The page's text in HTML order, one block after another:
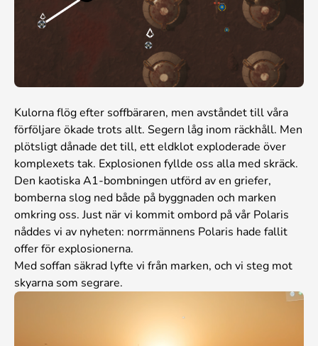
Kulorna flög efter soffbäraren, men avståndet till våra
förföljare ökade trots allt. Segern låg inom räckhåll. Men
plötsligt dånade det till, ett eldklot exploderade över
komplexets tak. Explosionen fyllde oss alla med skräck.
Den kaotiska A1-bombningen utförd av en griefer,
bomberna slog ned både på byggnaden och marken
omkring oss. Just när vi kommit ombord på vår Polaris
nåddes vi av nyheten: norrmännens Polaris hade fallit
offer för explosionerna.
Med soffan säkrad lyfte vi från marken, och vi steg mot
skyarna som segrare.